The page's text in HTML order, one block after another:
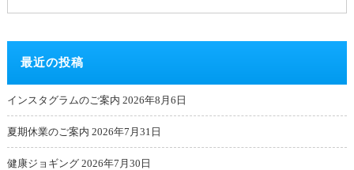
最近の投稿
インスタグラムのご案内 2026年8月6日
夏期休業のご案内 2026年7月31日
健康ジョギング 2026年7月30日